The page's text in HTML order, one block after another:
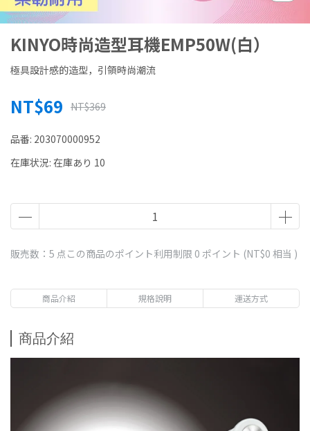
KINYO時尚造型耳機EMP50W(白）
極具設計感的造型，引領時尚潮流
NT$69 NT$369
品番: 203070000952
在庫状況: 在庫あり 10
販売数：5 点 この商品のポイント利用制限 0 ポイント (NT$0 相当 )
商品介紹 規格說明 運送方式
商品介紹